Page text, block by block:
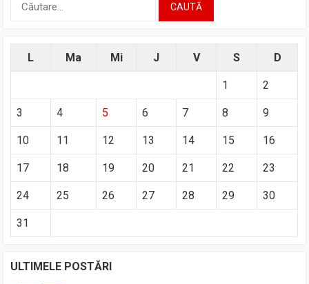
L Ma Mi J V S D
1 2
3 4 5 6 7 8 9
10 11 12 13 14 15 16
17 18 19 20 21 22 23
24 25 26 27 28 29 30
31
ULTIMELE POSTĂRI